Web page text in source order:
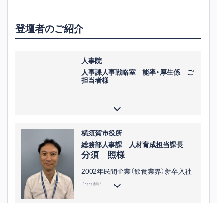
登壇者のご紹介
人事院
人事課人事戦略室 能率・厚生係 ご
担当者様
横須賀市役所
総務部人事課 人材育成担当課長
分須 照様
2002年民間企業（飲食業界）新卒入社
（22歳）